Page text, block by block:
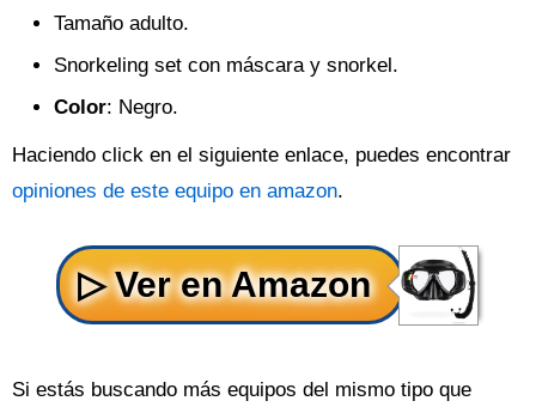
Tamaño adulto.
Snorkeling set con máscara y snorkel.
Color: Negro.
Haciendo click en el siguiente enlace, puedes encontrar
opiniones de este equipo en amazon.
Si estás buscando más equipos del mismo tipo que